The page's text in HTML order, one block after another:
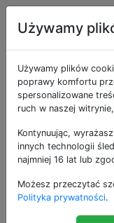
jako
13
Mam
ale w
Używamy
Używamy plików
poprawy komfortu
spersonalizowane
ruch w naszej
Kontynuując,
innych technologii
najmniej 16 lat lub
Możesz przeczytać
Polityka prywatności.